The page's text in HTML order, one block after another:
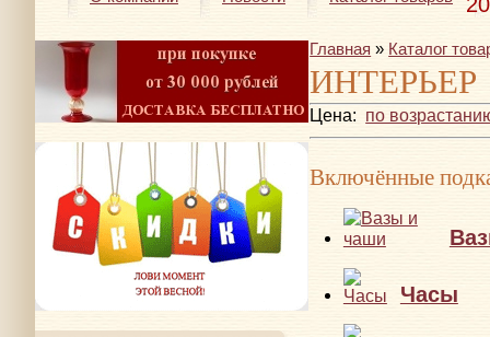
Главная » Каталог
ИНТЕРЬЕР
Цена: по
Включённые
Часы